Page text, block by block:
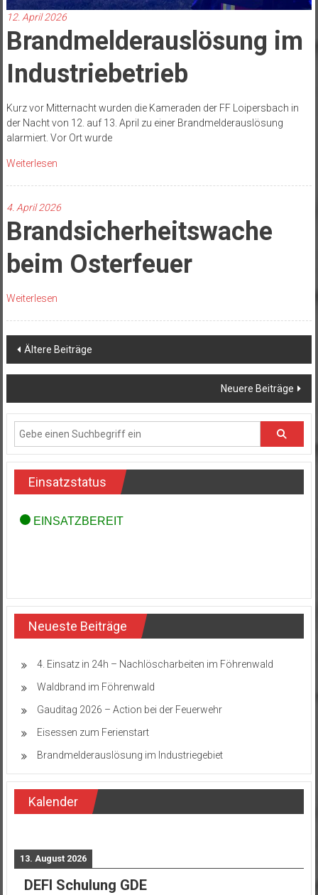
12. April 2026
Brandmelderauslösung im
Industriebetrieb
Kurz vor Mitternacht wurden die Kameraden der FF Loipersbach in
der Nacht von 12. auf 13. April zu einer Brandmelderauslösung
alarmiert. Vor Ort wurde
Weiterlesen
4. April 2026
Brandsicherheitswache
beim Osterfeuer
Weiterlesen
Beitragsnavigation
Ältere Beiträge
Neuere Beiträge
Einsatzstatus
Neueste Beiträge
4. Einsatz in 24h – Nachlöscharbeiten im Föhrenwald
Waldbrand im Föhrenwald
Gauditag 2026 – Action bei der Feuerwehr
Eisessen zum Ferienstart
Brandmelderauslösung im Industriegebiet
Kalender
13. August 2026
DEFI Schulung GDE